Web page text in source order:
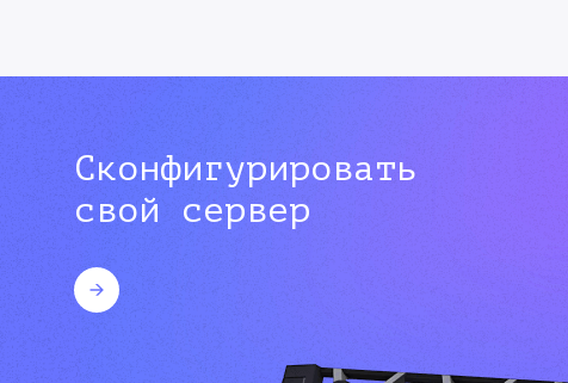
Сконфигурировать
свой сервер